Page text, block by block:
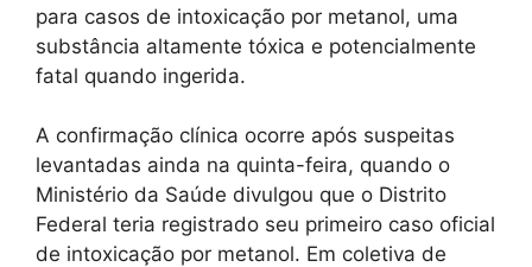
para casos de intoxicação por metanol, uma
substância altamente tóxica e potencialmente
fatal quando ingerida.
A confirmação clínica ocorre após suspeitas
levantadas ainda na quinta-feira, quando o
Ministério da Saúde divulgou que o Distrito
Federal teria registrado seu primeiro caso oficial
de intoxicação por metanol. Em coletiva de